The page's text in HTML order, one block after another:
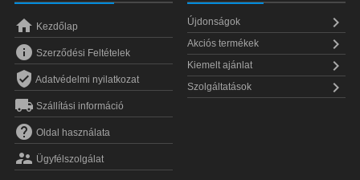
 Kezdőlap
 Szerződési Feltételek
 Adatvédelmi nyilatkozat
 Szállítási információ
 Oldal használata
 Ügyfélszolgálat
Újdonságok 
Akciós termékek 
Kiemelt ajánlat 
Szolgáltatások 